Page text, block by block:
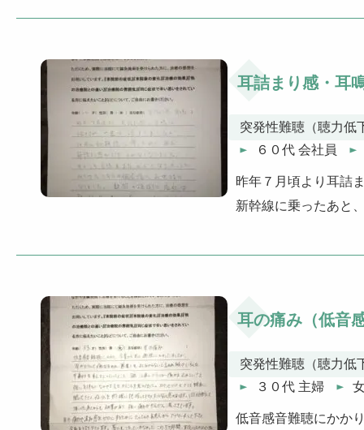
耳詰まり感・耳
突発性難聴（聴力低
６０代 会社員
昨年７月頃より耳詰
新幹線に乗ったあと
耳の痛み（低音
突発性難聴（聴力低
３０代 主婦
低音感音難聴にかか